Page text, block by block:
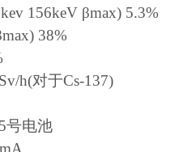
156keV βmax) 5.3%
38%
h(对于Cs-137)
号电池